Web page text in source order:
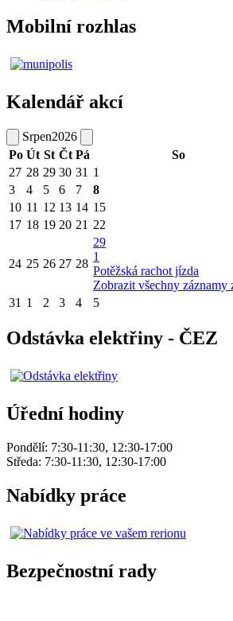
Mobilní rozhlas
Kalendář akcí
Srpen2026
Po Út St Čt Pá So
27 28 29 30 31 1
3
4 5 6 7 8
10 11 12 13 14 15
17 18 19 20 21 22
24 25 26 27 28
29
1
Potěžská rachot jízda
Zobrazit všechny záznamy
31 1 2 3 4 5
Odstávka elektřiny - ČEZ
Úřední hodiny
Pondělí: 7:30-11:30, 12:30-17:00
Středa: 7:30-11:30, 12:30-17:00
Nabídky práce
Bezpečnostní rady